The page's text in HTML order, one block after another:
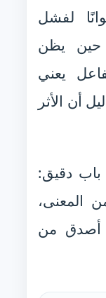
لفشل
حين يظن
يعني
أن الأثر
باب دقيق:
المعنى،
أصدق من